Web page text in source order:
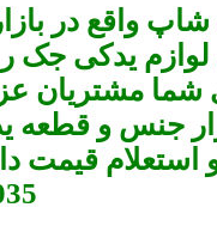
واقع در
لوازم یدکی جک
شما مشتریان
جنس و قطعه
استعلام قیمت